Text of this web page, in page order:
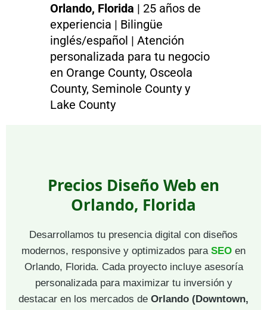
Orlando, Florida | 25 años de
experiencia | Bilingüe
inglés/español | Atención
personalizada para tu negocio
en Orange County, Osceola
County, Seminole County y
Lake County
Precios Diseño Web en
Orlando, Florida
Desarrollamos tu presencia digital con diseños
modernos, responsive y optimizados para SEO en
Orlando, Florida. Cada proyecto incluye asesoría
personalizada para maximizar tu inversión y
destacar en los mercados de Orlando (Downtown,